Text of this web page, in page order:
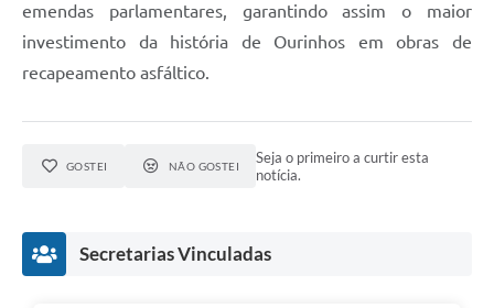
emendas parlamentares, garantindo assim o maior
investimento da história de Ourinhos em obras de
recapeamento asfáltico.
GOSTEI NÃO GOSTEI
Seja o primeiro a curtir esta
notícia.
Secretarias Vinculadas